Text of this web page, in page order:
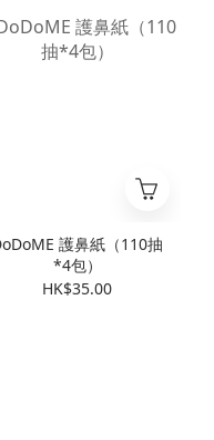
護鼻紙（110抽
*4包）
HK$35.00